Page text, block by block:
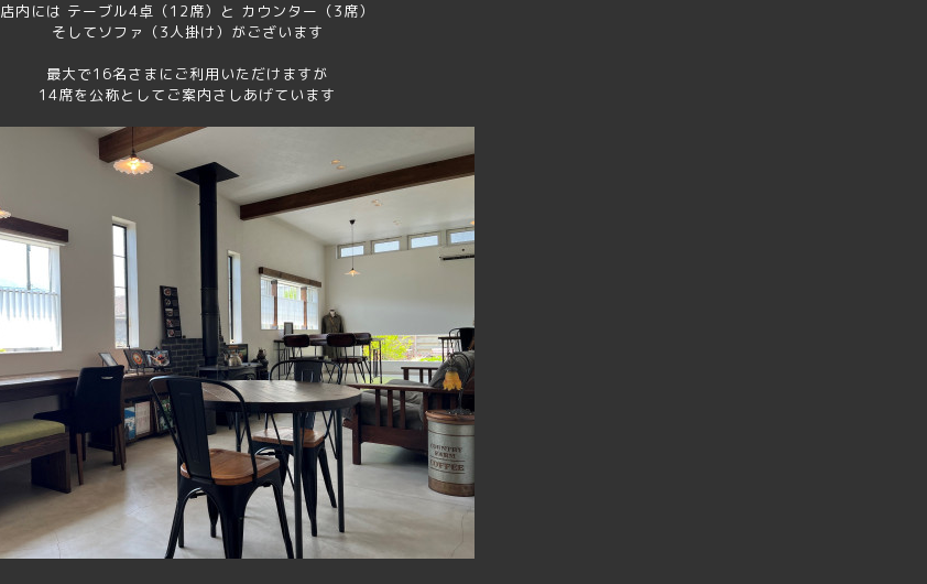
店内には テーブル4卓（12席）と カウンター（3席）
そしてソファ（3人掛け）がございます
最大で16名さまにご利用いただけますが
14席を公称としてご案内さしあげています